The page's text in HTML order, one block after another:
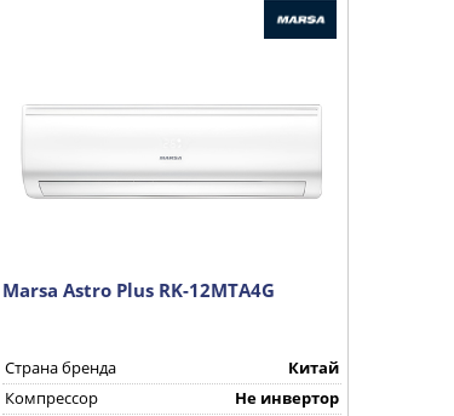
Marsa Astro Plus RK-12MTA4G
Страна бренда
Китай
Компрессор
Не инвертор